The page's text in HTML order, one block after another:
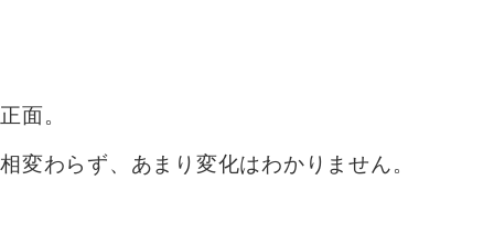
正面。
相変わらず、あまり変化はわかりません。